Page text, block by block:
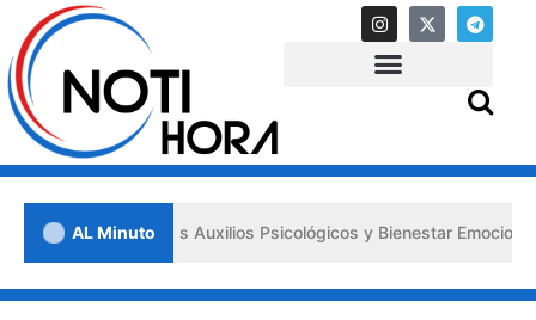
AL Minuto
los «Primeros Auxilios Psicológicos y Bienestar Emocional» ante